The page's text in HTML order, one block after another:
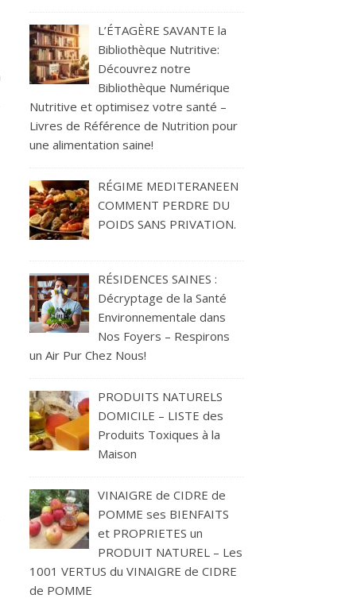
L’ÉTAGÈRE SAVANTE la
Bibliothèque Nutritive:
Découvrez notre
Bibliothèque Numérique
Nutritive et optimisez votre santé –
Livres de Référence de Nutrition pour
une alimentation saine!
RÉGIME MEDITERANEEN
COMMENT PERDRE DU
POIDS SANS PRIVATION.
RÉSIDENCES SAINES :
Décryptage de la Santé
Environnementale dans
Nos Foyers – Respirons
un Air Pur Chez Nous!
PRODUITS NATURELS
DOMICILE – LISTE des
Produits Toxiques à la
Maison
VINAIGRE de CIDRE de
POMME ses BIENFAITS
et PROPRIETES un
PRODUIT NATUREL – Les
1001 VERTUS du VINAIGRE de CIDRE
de POMME